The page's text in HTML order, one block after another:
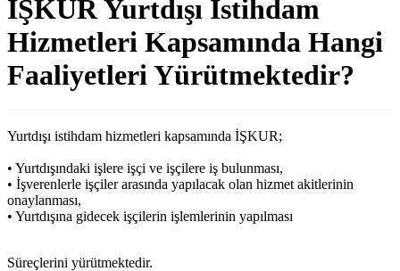
İŞKUR Yurtdışı İstihdam
Hizmetleri Kapsamında Hangi
Faaliyetleri Yürütmektedir?
Yurtdışı istihdam hizmetleri kapsamında İŞKUR;
• Yurtdışındaki işlere işçi ve işçilere iş bulunması,
• İşverenlerle işçiler arasında yapılacak olan hizmet akitlerinin
onaylanması,
• Yurtdışına gidecek işçilerin işlemlerinin yapılması
Süreçlerini yürütmektedir.